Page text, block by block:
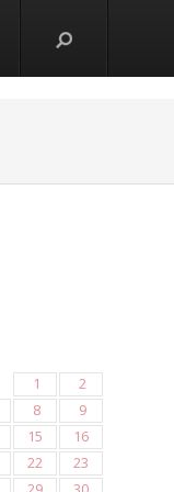
1
2
8
9
15
16
22
23